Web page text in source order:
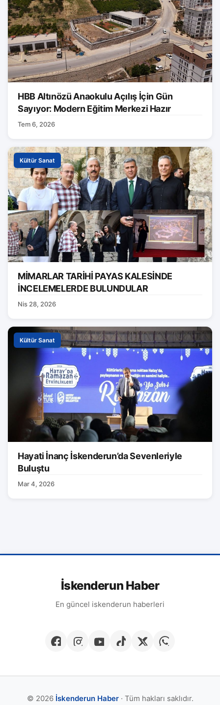
HBB Altınözü Anaokulu Açılış İçin Gün
Sayıyor: Modern Eğitim Merkezi Hazır
Tem 6, 2026
Kültür Sanat
MİMARLAR TARİHİ PAYAS KALESİNDE
İNCELEMELERDE BULUNDULAR
Nis 28, 2026
Kültür Sanat
Hayati İnanç İskenderun’da Sevenleriyle
Buluştu
Mar 4, 2026
İskenderun Haber
En güncel iskenderun haberleri
© 2026 İskenderun Haber· Tüm hakları saklıdır.